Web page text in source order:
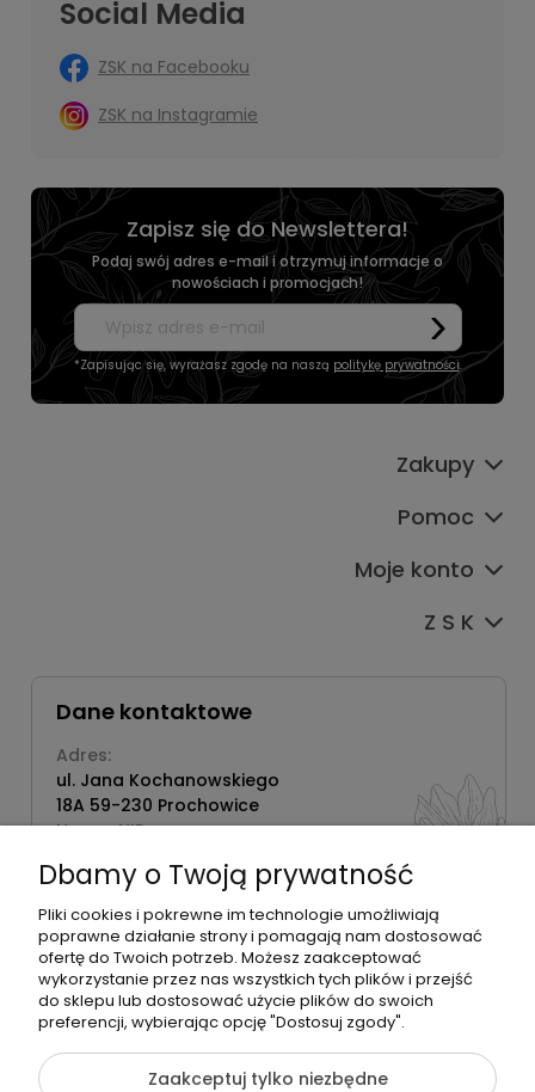
Social Media
ZSK na Facebooku
ZSK na Instagramie
Zapisz się do Newslettera!
Podaj swój adres e-mail i otrzymuj informacje o
nowościach i promocjach!
*Zapisując się, wyrażasz zgodę na naszą politykę prywatności.
Zakupy
Pomoc
Moje konto
Z S K
Dane kontaktowe
Adres:
ul. Jana Kochanowskiego
18A 59-230 Prochowice
Numer NIP:
Telefon:
518358020
©2026 Wszelkie Prawa Zastrzeżone | Zrób Sobie Krem
Szablon Flex byEcommercy
Dbamy o Twoją prywatność
Pliki cookies i pokrewne im technologie umożliwiają
poprawne działanie strony i pomagają nam dostosować
ofertę do Twoich potrzeb. Możesz zaakceptować
wykorzystanie przez nas wszystkich tych plików i przejść
do sklepu lub dostosować użycie plików do swoich
preferencji, wybierając opcję "Dostosuj zgody".
Zaakceptuj tylko niezbędne